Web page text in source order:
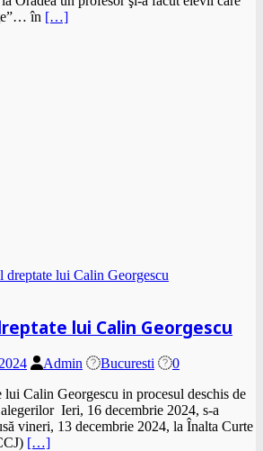
în […]
lui Calin Georgescu
Admin Bucuresti
0
lui Calin Georgescu in procesul deschis de
Ieri, 16 decembrie 2024, s-a
vineri, 13 decembrie 2024, la Înalta Curte
[…]